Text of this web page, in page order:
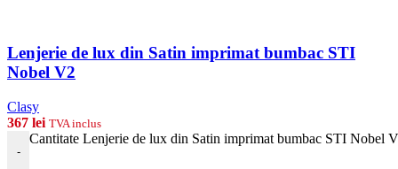
Lenjerie de lux din Satin imprimat bumbac STI
Nobel V2
Clasy
367 lei TVA inclus
-
Cantitate Lenjerie de lux din Satin imprimat bumbac STI Nobel